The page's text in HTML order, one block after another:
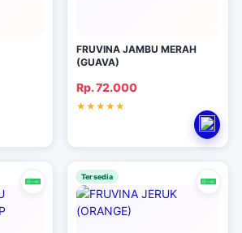
FRUVINA JAMBU MERAH
(GUAVA)
Rp. 72.000
Tersedia